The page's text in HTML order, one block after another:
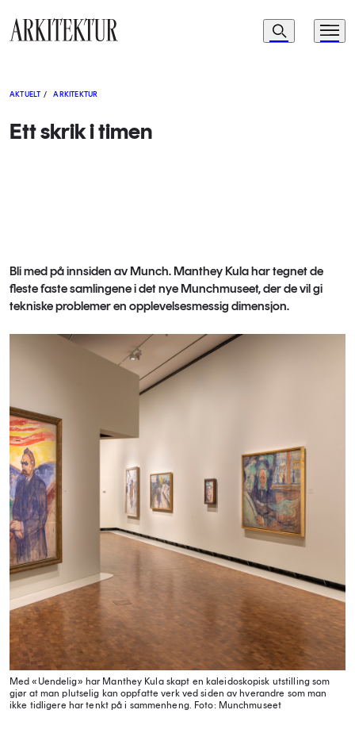
Navigasjon
Søk Meny
AKTUELT / ARKITEKTUR
Ett skrik i timen
Bli med på innsiden av Munch. Manthey Kula har tegnet de
fleste faste samlingene i det nye Munchmuseet, der de vil gi
tekniske problemer en opplevelsesmessig dimensjon.
Med «Uendelig» har Manthey Kula skapt en kaleidoskopisk utstilling som
gjør at man plutselig kan oppfatte verk ved siden av hverandre som man
ikke tidligere har tenkt på i sammenheng. Foto: Munchmuseet